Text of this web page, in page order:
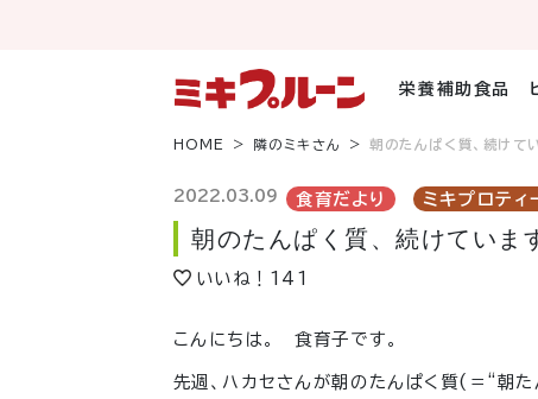
栄養補助食品
HOME 隣のミキさん 朝のたんぱく質、続けて
2022.03.09 食育だより ミキプロテ
朝のたんぱく質、続けていま
いいね！ 141
こんにちは。 食育子です。
先週、ハカセさんが朝のたんぱく質(＝“朝